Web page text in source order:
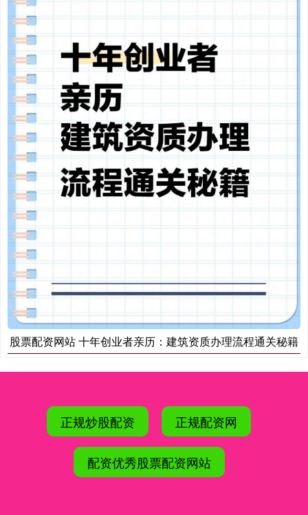
股票配资网站 十年创业者亲历：建筑资质办理流程通关秘籍
正规炒股配资 正规配资网
配资优秀股票配资网站